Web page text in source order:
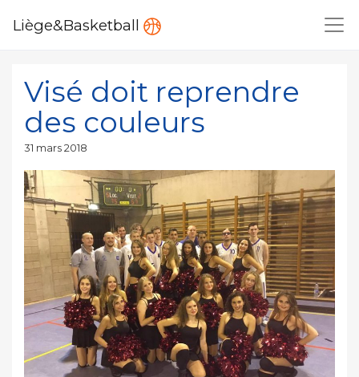
Liège&Basketball
Visé doit reprendre
des couleurs
Publié
31 mars 2018